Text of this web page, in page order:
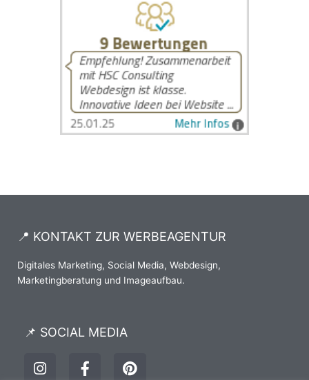
📍 KONTAKT ZUR WERBEAGENTUR
Digitales Marketing, Social Media, Webdesign,
Marketingberatung und Imageaufbau.
📌 SOCIAL MEDIA
I
n
F
a
P
i